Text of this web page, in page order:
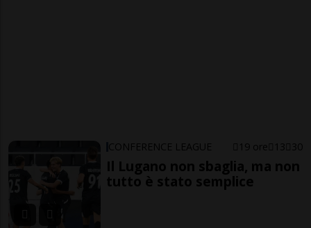
CONFERENCE LEAGUE 19 ore 13 30
Il Lugano non sbaglia, ma non
tutto è stato semplice